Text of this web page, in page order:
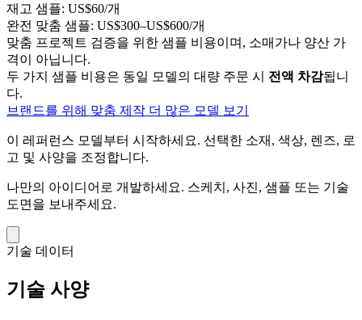
재고 샘플: US$60/개
완전 맞춤 샘플: US$300–US$600/개
맞춤 프로젝트 검증을 위한 샘플 비용이며, 소매가나 양산 가
격이 아닙니다.
두 가지 샘플 비용은 동일 모델의 대량 주문 시 전액 차감됩니
다.
브랜드를 위해 맞춤 제작 더 많은 모델 보기
이 레퍼런스 모델부터 시작하세요. 선택한 소재, 색상, 렌즈, 로
고 및 사양을 조정합니다.
나만의 아이디어로 개발하세요. 스케치, 사진, 샘플 또는 기술
도면을 보내주세요.
기술 데이터
기술 사양